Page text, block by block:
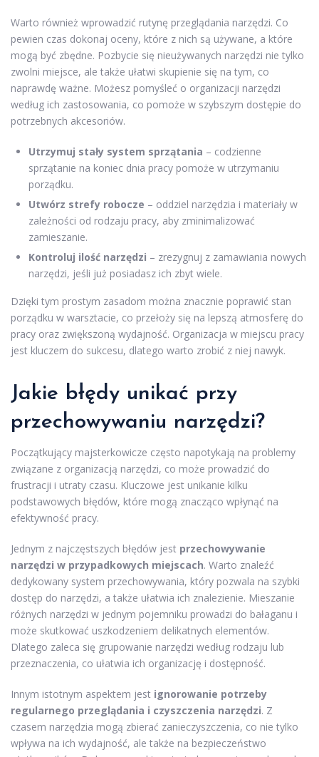
Warto również wprowadzić rutynę przeglądania narzędzi. Co
pewien czas dokonaj oceny, które z nich są używane, a które
mogą być zbędne. Pozbycie się nieużywanych narzędzi nie tylko
zwolni miejsce, ale także ułatwi skupienie się na tym, co
naprawdę ważne. Możesz pomyśleć o organizacji narzędzi
według ich zastosowania, co pomoże w szybszym dostępie do
potrzebnych akcesoriów.
Utrzymuj stały system sprzątania – codzienne
sprzątanie na koniec dnia pracy pomoże w utrzymaniu
porządku.
Utwórz strefy robocze – oddziel narzędzia i materiały w
zależności od rodzaju pracy, aby zminimalizować
zamieszanie.
Kontroluj ilość narzędzi – zrezygnuj z zamawiania nowych
narzędzi, jeśli już posiadasz ich zbyt wiele.
Dzięki tym prostym zasadom można znacznie poprawić stan
porządku w warsztacie, co przełoży się na lepszą atmosferę do
pracy oraz zwiększoną wydajność. Organizacja w miejscu pracy
jest kluczem do sukcesu, dlatego warto zrobić z niej nawyk.
Jakie błędy unikać przy
przechowywaniu narzędzi?
Początkujący majsterkowicze często napotykają na problemy
związane z organizacją narzędzi, co może prowadzić do
frustracji i utraty czasu. Kluczowe jest unikanie kilku
podstawowych błędów, które mogą znacząco wpłynąć na
efektywność pracy.
Jednym z najczęstszych błędów jest przechowywanie
narzędzi w przypadkowych miejscach. Warto znaleźć
dedykowany system przechowywania, który pozwala na szybki
dostęp do narzędzi, a także ułatwia ich znalezienie. Mieszanie
różnych narzędzi w jednym pojemniku prowadzi do bałaganu i
może skutkować uszkodzeniem delikatnych elementów.
Dlatego zaleca się grupowanie narzędzi według rodzaju lub
przeznaczenia, co ułatwia ich organizację i dostępność.
Innym istotnym aspektem jest ignorowanie potrzeby
regularnego przeglądania i czyszczenia narzędzi. Z
czasem narzędzia mogą zbierać zanieczyszczenia, co nie tylko
wpływa na ich wydajność, ale także na bezpieczeństwo